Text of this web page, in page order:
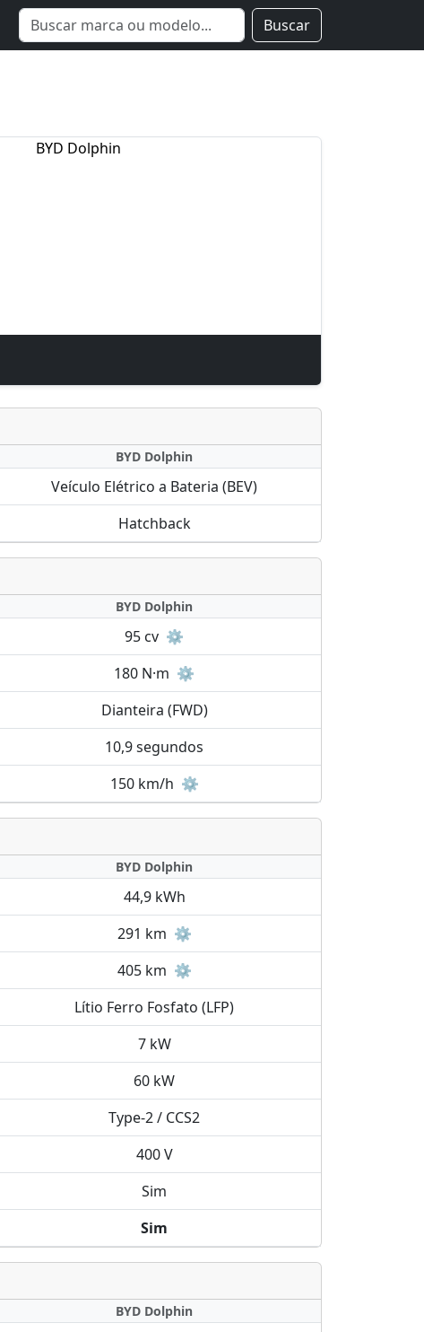
Buscar
BYD Dolphin
Veículo Elétrico a Bateria (BEV)
Hatchback
BYD Dolphin
95 cv ⚙️
180 N·m ⚙️
Dianteira (FWD)
10,9 segundos
150 km/h ⚙️
BYD Dolphin
44,9 kWh
291 km ⚙️
405 km ⚙️
Lítio Ferro Fosfato (LFP)
7 kW
60 kW
Type-2 / CCS2
400 V
Sim
Sim
BYD Dolphin